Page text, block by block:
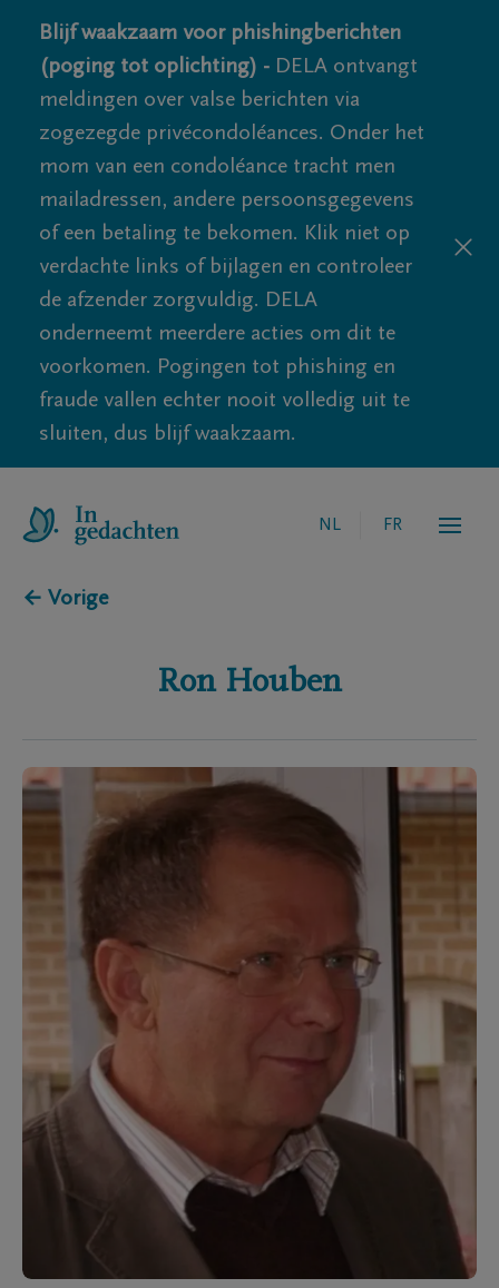
Blijf waakzaam voor phishingberichten
(poging tot oplichting) - DELA ontvangt
meldingen over valse berichten via
zogezegde privécondoléances. Onder het
mom van een condoléance tracht men
mailadressen, andere persoonsgegevens
of een betaling te bekomen. Klik niet op
verdachte links of bijlagen en controleer
de afzender zorgvuldig. DELA
onderneemt meerdere acties om dit te
voorkomen. Pogingen tot phishing en
fraude vallen echter nooit volledig uit te
sluiten, dus blijf waakzaam.
NL FR
← Vorige
Ron Houben